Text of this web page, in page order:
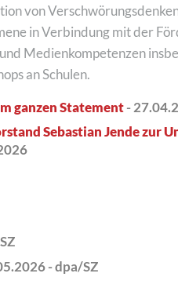
von
in Verbindung mit der
Medienkompetenzen
an Schulen.
ganzen Statement-
Sebastian Jende zur
- dpa/SZ